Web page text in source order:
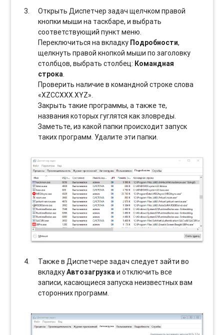
Открыть Диспетчер задач щелчком правой
кнопки мыши на таскбаре, и выбрать
соотвeтствующий пункт меню.
Переключиться на вкладку Подробности,
щелкнуть правой кнопкой мыши по заголовку
столбцов, выбрать столбец: Командная
строка.
Проверить наличие в командной строке слова
«XZCCXXX.XYZ».
Закрыть такие программы, а также те,
названия которых гуглятся как зловреды.
Заметьте, из какой папки происходит запуск
таких программ. Удалите эти папки.
Также в Диспетчере задач следует зайти во
вкладкуАвтозагрузкаи отключить все
записи, касающиеся запуска неизвестных вам
сторонних программ.